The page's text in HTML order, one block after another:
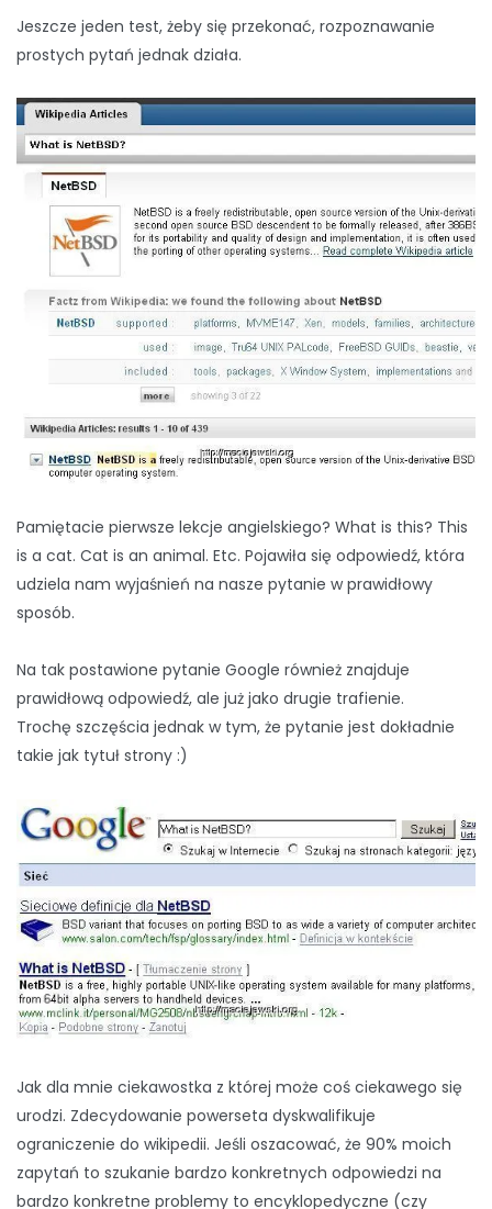
Jeszcze jeden test, żeby się przekonać, rozpoznawanie
prostych pytań jednak działa.
Pamiętacie pierwsze lekcje angielskiego? What is this? This
is a cat. Cat is an animal. Etc. Pojawiła się odpowiedź, która
udziela nam wyjaśnień na nasze pytanie w prawidłowy
sposób.
Na tak postawione pytanie Google również znajduje
prawidłową odpowiedź, ale już jako drugie trafienie.
Trochę szczęścia jednak w tym, że pytanie jest dokładnie
takie jak tytuł strony :)
Jak dla mnie ciekawostka z której może coś ciekawego się
urodzi. Zdecydowanie powerseta dyskwalifikuje
ograniczenie do wikipedii. Jeśli oszacować, że 90% moich
zapytań to szukanie bardzo konkretnych odpowiedzi na
bardzo konkretne problemy to encyklopedyczne (czy